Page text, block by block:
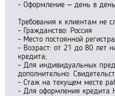
- Оформление – день в
Требования к клиентам не
- Гражданство: Россия
- Место постоянной
- Возраст: от 21 до 80 лет
кредита;
- Для индивидуальных
дополнительно:
- Стаж на текущем месте
- Для оформления кредита